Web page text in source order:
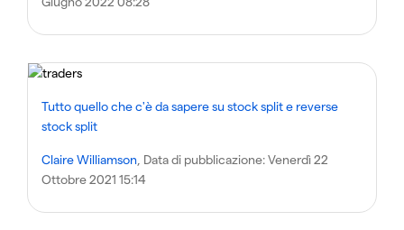
Tutto quello che c'è da sapere su stock split e reverse
stock split
Claire Williamson , Data di pubblicazione:Venerdì 22
Ottobre 2021 15:14